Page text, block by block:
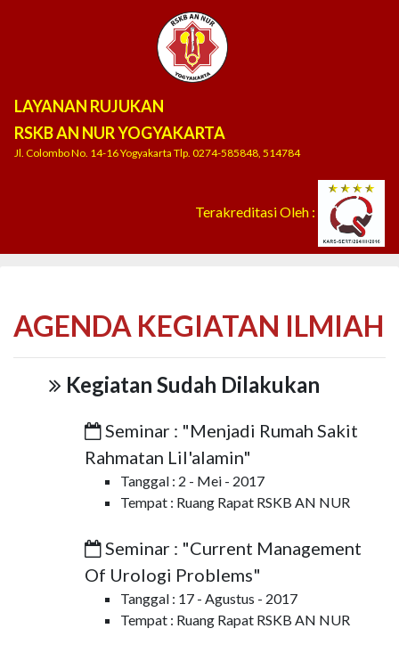
LAYANAN RUJUKAN
RSKB AN NUR YOGYAKARTA
Jl. Colombo No. 14-16 Yogyakarta Tlp. 0274-585848, 514784
Terakreditasi Oleh :
AGENDA KEGIATAN ILMIAH
Kegiatan Sudah Dilakukan
Seminar : "Menjadi Rumah Sakit
Rahmatan Lil'alamin"
Tanggal : 2 - Mei - 2017
Tempat : Ruang Rapat RSKB AN NUR
Seminar : "Current Management
Of Urologi Problems"
Tanggal : 17 - Agustus - 2017
Tempat : Ruang Rapat RSKB AN NUR